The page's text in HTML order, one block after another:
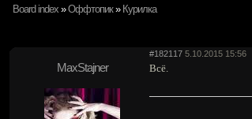
Board index »Оффтопик» Курилка
#182117 5.10.2015 15:56
MaxStajner Всё.